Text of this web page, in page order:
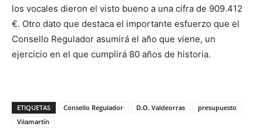
los vocales dieron el visto bueno a una cifra de 909.412
€. Otro dato que destaca el importante esfuerzo que el
Consello Regulador asumirá el año que viene, un
ejercicio en el que cumplirá 80 años de historia.
ETIQUETAS Consello Regulador D.O. Valdeorras
presupuesto
Vilamartín